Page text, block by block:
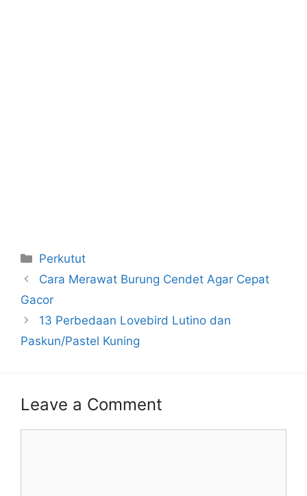
Categories
Perkutut
Cara Merawat Burung Cendet Agar Cepat
Gacor
13 Perbedaan Lovebird Lutino dan
Paskun/Pastel Kuning
Leave a Comment